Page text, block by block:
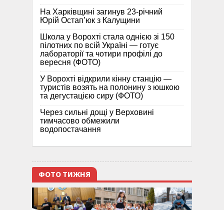
На Харківщині загинув 23-річний
Юрій Остап’юк з Калущини
Школа у Ворохті стала однією зі 150
пілотних по всій Україні — готує
лабораторії та чотири профілі до
вересня (ФОТО)
У Ворохті відкрили кінну станцію —
туристів возять на полонину з юшкою
та дегустацією сиру (ФОТО)
Через сильні дощі у Верховині
тимчасово обмежили
водопостачання
ФОТО ТИЖНЯ